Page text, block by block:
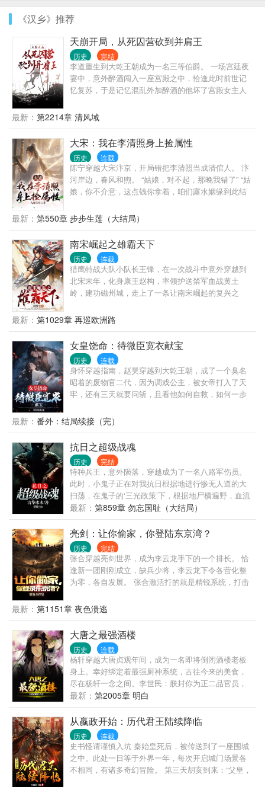
《汉乡》推荐
天崩开局，从死囚营砍到并肩王
历史 完结
李道重生到大乾王朝成为一名三等伯爵。 一场宫廷夜
宴中，意外醉酒闯入一座宫殿之中，恰逢此时前世记
忆复苏，于是记忆混乱外加醉酒的他坏了宫殿女主人
营，想让其死在关外。 结果，他意外觉醒了‘杀敌爆属
性‘系统。 从此杀人便可无限变强。 至此，大乾少了一
个纨绔伯爵，多了一个屠戮无数的人雄。 王朝争霸，
江湖纷争，异族入侵，海外汹涌，仙门大开。 一步一
步，李道砍出一条独属于他的无敌路。 多年后，当李
道带着赫赫战功回归帝都，重新踏入皇宫时发现，当
初被他毁去清白的女人已经坐在龙椅上。 而在龙椅旁
边，有一个眉眼与他相似的幼女。 此刻，李道脑海中
最新： 第2214章 清风域
大宋：我在李清照身上捡属性
历史 连载
陈宁穿越大宋汴京，开局错把李清照当成清倌人。 汴
河岸边，春风和煦。 “姑娘，对不起，那晚我错了” “姑
娘，你不介意，这点钱你拿着，咱们露水姻缘到此结
别，如何” “姑娘，我知道你很气，但你先别气，把手
中板砖放下先” “什么？你叫李清照？你怎么也才清倌
人了呀？” 在李清照羞愤离去后，陈宁忽然发现，李清
照离开的地方，好像有金灿灿的东西落下。 陈宁：卧
槽！我好像能在李大才女身上捡属性啊！
最新： 第550章 步步生莲（大结局）
南宋崛起之雄霸天下
历史 连载
猎鹰特战大队小队长王锋，在一次战斗中意外穿越到
北宋末年，化身康王赵构，率领护送禁军血战黄土
岭，建功磁州城，走上了一条让南宋崛起的复兴之
鲜明，既有宏大壮观的战争场面，也有扣人心弦的宫
廷争斗；既有高位者权利争夺中的你死我活，也有小
百姓儿女情长的卿卿我我。 权利与阴谋，热血与担
当，上演着一部我中华民族奋斗不止、宏图振兴的历
史长卷。
最新： 第1029章 再巡欧洲路
女皇饶命：待微臣宽衣献宝
历史 连载
身怀穿越指南，赵昊穿越到大乾王朝，成了一个臭名
昭着的废物官二代，因为调戏公主，被女帝打入了天
牢，还有三天就要问斩，且看他如何自救，如何一步
最新： 番外：结局续接（完）
抗日之超级战魂
历史 完结
特种兵王，意外陨落，穿越成为了一名八路军伤员。
此时，小鬼子正在对我抗日根据地进行惨无人道的大
扫荡，在鬼子的‘三光政策’下，根据地尸横遍野，血流
漂杵，抗日根据地遭到了毁灭性的打击。 且看刘洪一
代超级兵王，如何力挽狂澜，痛歼日寇，重建根据
地，最终和千千万万的抗日英雄一起取得了抗日战争
的伟大胜利。勿忘国耻！英雄永存不朽！ 没错，这就
是一部抗战热血爽文！
最新： 第859章 勿忘国耻（大结局）
亮剑：让你偷家，你登陆东京湾？
历史 完结
张合穿越亮剑世界，成为李云龙手下的一个排长。 恰
逢新一团刚刚成立，缺兵少将，李云龙下令各营化整
为零，各自发展。 张合激活打的就是精锐系统，打击
发展壮大。 一年后鬼子开始大扫荡，全团集合。 张合
的队伍人手两杆枪，机枪配备到班，还有骑兵，炮
兵，特种兵，侦察兵等等。 一营长张大彪：张营长，
你现在成了土财主了啊！ 二营长：三营长，我到时候
需要炮火支援，你可不能打马虎眼！ 李云龙：嘿，张
合，你小子还真是个天才！ 苍云岭打响，坂田信哲直
接被打麻了：快向司令官报告，请求支援，对面的火
力至少有一个师！
最新： 第1151章 夜色溃逃
大唐之最强酒楼
历史 连载
杨轩穿越大唐贞观年间，成为一名即将倒闭酒楼老板
身上。幸好绑定着最强厨神系统，古往今来的美食，
尽在杨轩一念之间。李世民：朕封你为正二品官员，
只需要你给朕做个满汉全席，如何？长乐公主：只要
你给本公主做什锦豆腐，我给你搭桥拉线，让你做我
唐朝公主的乘龙快婿。程咬金：俺老程要吃长安烤
鸭！！！杨轩拍了拍大门：“都给我按照规矩来，全部
排队，别吵吵。”
最新： 第2005章 明白
从嬴政开始：历代君王陆续降临
历史 连载
史书怪请谨慎入坑 秦始皇死后，被传送到了一座围城
之中。此处一日等于外界一年，每次开启城门场景各
不相同，有诸多奇幻冒险。 第三天胡亥到来：“父皇，